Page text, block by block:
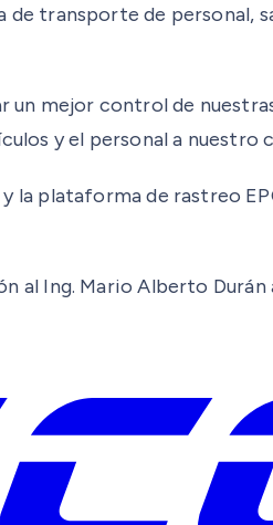
transporte de personal,
un mejor control de
y el personal a nuestro
la plataforma de rastreo
Ing. Mario Alberto